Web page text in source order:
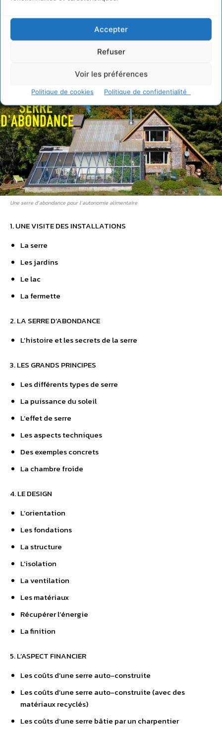
Accepter
Refuser
Voir les préférences
Politique de cookies Politique de confidentialité
De plus, le support ADAPT vous permet de poser toutes vos
questions directement à notre équipe et Luc lui-même, en
plus de connecter, discuter et collaborer avec les autres
Programme de la formation
Une serre d’abondance pour l’autonomie alimentaire
1. UNE VISITE DES INSTALLATIONS
La serre
Les jardins
Le lac
La fermette
2. LA SERRE D’ABONDANCE
L’histoire et les secrets de la serre
3. LES GRANDS PRINCIPES
Les différents types de serre
La puissance du soleil
L’effet de serre
Les aspects techniques
Des exemples concrets
La chambre froide
4. LE DESIGN
L’orientation
Les fondations
La structure
L’isolation
La ventilation
Les matériaux
Récupérer l’énergie
La finition
5. L’ASPECT FINANCIER
Les coûts d’une serre auto-construite
matériaux recyclés)